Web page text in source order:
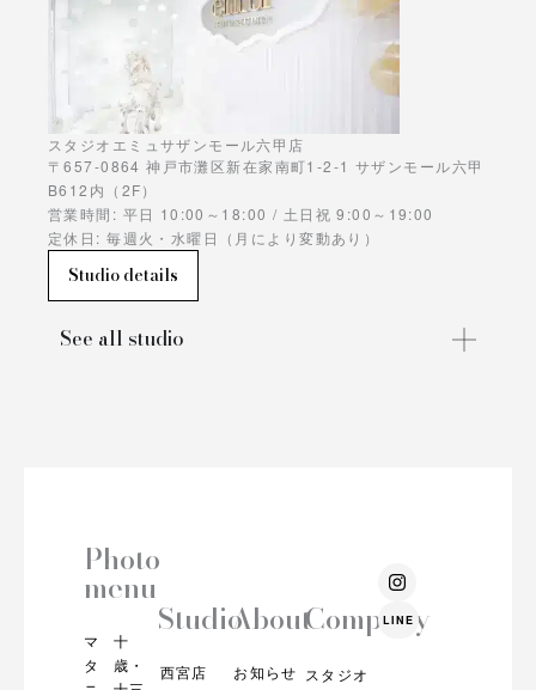
スタジオエミュサザンモール六甲店
〒657-0864 神戸市灘区新在家南町1-2-1 サザンモール六甲
B612内（2F）
営業時間: 平日 10:00～18:00 / 土日祝 9:00～19:00
定休日: 毎週火・水曜日（月により変動あり）
Studio details
See all studio
Photo
menu
マ
タ
十
歳・
Studio
西宮店
About
お知らせ
Company
スタジオ
I
n
s
t
LINE